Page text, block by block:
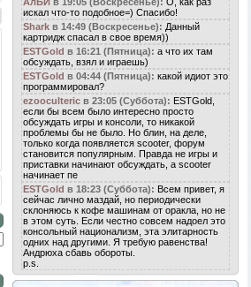
искал что-то подобное=) Спасибо!
Shark в 14:49 (Воскресенье): Данный
картридж спасал в свое время))
ESTGold в 16:21 (Пятница): а что их там
обсуждать, взял и играешь)
ESTGold в 04:44 (Пятница): какой идиот это
программировал?
ezooculteric в 23:05 (Суббота): ESTGold,
если бы всем было интересно просто
обсуждать игры и консоли, то никакой
проблемы бы не было. Но блин, на деле,
только когда появляется scooter, форум
становится популярным. Правда не игры и
приставки начинают обсуждать, а scooter
начинает пе
ESTGold в 18:23 (Суббота): Всем привет, я
сейчас лично маздай, но периодически
склоняюсь к кофе машинам от оракла, но не
в этом суть. Если честно совсем надоел это
консольный национализм, эта элитарность
одних над другими. Я требую равенства!
Андрюха сбавь обороты.
p.s.